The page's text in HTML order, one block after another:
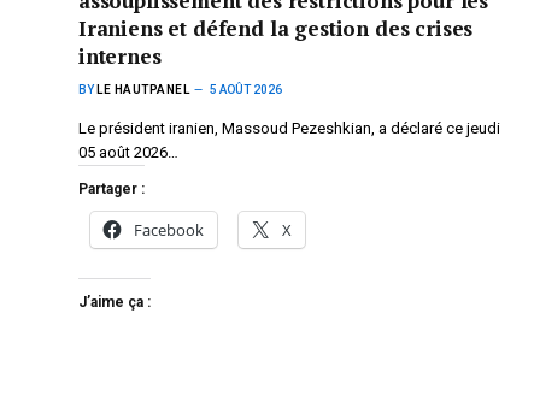
Iraniens et défend la gestion des crises
internes
BY LE HAUTPANEL 5 AOÛT 2026
Le président iranien, Massoud Pezeshkian, a déclaré ce jeudi
05 août 2026…
Partager :
Facebook X
J’aime ça :